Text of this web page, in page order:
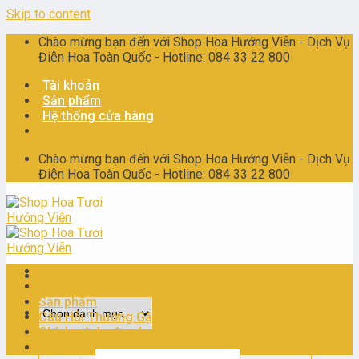
Skip to content
Chào mừng bạn đến với Shop Hoa Hướng Viễn - Dịch Vụ
Điện Hoa Toàn Quốc - Hotline: 084 33 22 800
Tài khoản
Sản phẩm
Hệ thống cửa hàng
Chào mừng bạn đến với Shop Hoa Hướng Viễn - Dịch Vụ
Điện Hoa Toàn Quốc - Hotline: 084 33 22 800
Sản phẩm
Câu Hỏi Thường Gặp
Chính sách vận chuyển